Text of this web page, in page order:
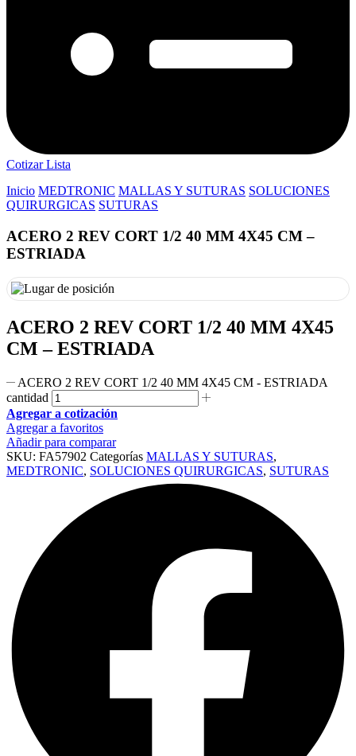
Cotizar Lista
Inicio MEDTRONIC MALLAS Y SUTURAS SOLUCIONES
QUIRURGICAS SUTURAS
ACERO 2 REV CORT 1/2 40 MM 4X45 CM –
ESTRIADA
ACERO 2 REV CORT 1/2 40 MM 4X45
CM – ESTRIADA
ACERO 2 REV CORT 1/2 40 MM 4X45 CM - ESTRIADA
cantidad
Agregar a cotización
Agregar a favoritos
Añadir para comparar
SKU: FA57902 Categorías MALLAS Y SUTURAS,
MEDTRONIC, SOLUCIONES QUIRURGICAS, SUTURAS